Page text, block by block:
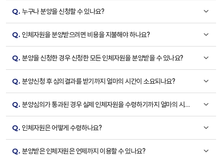
Q. 누구나 분양을 신청할 수 있나요?
Q. 인체자원을 분양받으려면 비용을 지불해야 하나요?
Q. 분양을 신청한 경우 신청한 모든 인체자원을 분양받을 수 있나요?
Q. 분양신청 후 심의결과를 받기까지 얼마의 시간이 소요되나요?
Q. 분양심의가 통과된 경우 실제 인체자원을 수령하기까지 얼마의 시간
Q. 인체자원은 어떻게 수령하나요?
Q. 분양받은 인체자원은 언제까지 이용할 수 있나요?